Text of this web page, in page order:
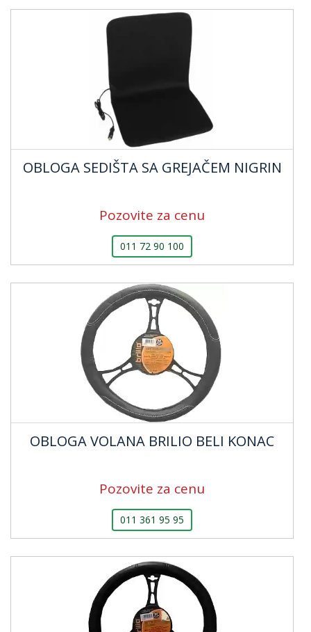
OBLOGA SEDIŠTA SA GREJAČEM NIGRIN
Pozovite za cenu
011 72 90 100
OBLOGA VOLANA BRILIO BELI KONAC
Pozovite za cenu
011 361 95 95